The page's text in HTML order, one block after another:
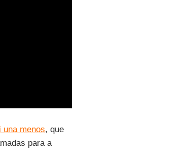
una menos, que
para a